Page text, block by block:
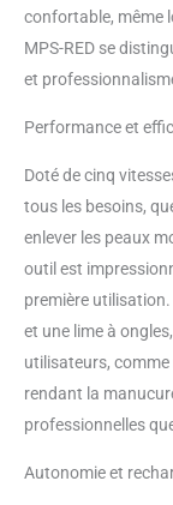
confortable, même
MPS-RED se
et
Performance et
Doté de cinq
tous les besoins,
enlever les peaux
outil est
première
et une lime à
utilisateurs,
rendant la
professionnelles
Autonomie et